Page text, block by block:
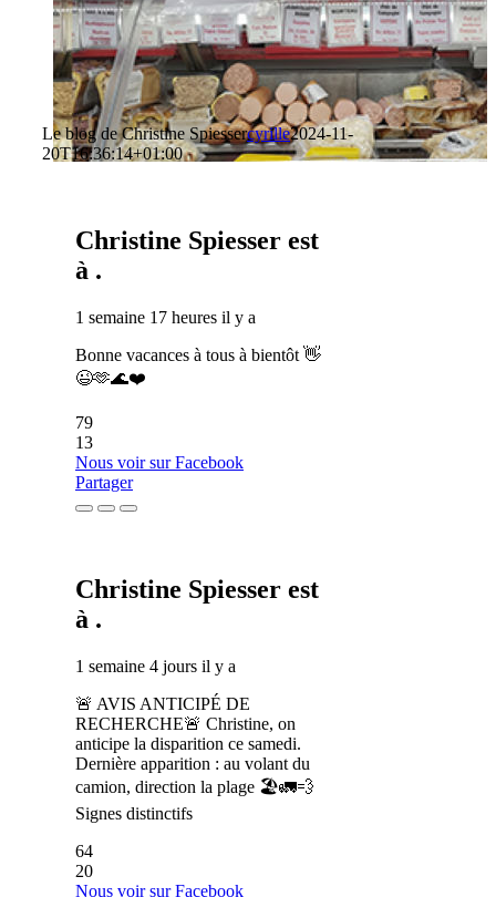
Le blog de Christine Spiessercyrille2024-11-
20T16:36:14+01:00
Christine Spiesser est
à .
1 semaine 17 heures il y a
Bonne vacances à tous à bientôt 👋
😉🫶🌊❤️
79
13
Nous voir sur Facebook
Partager
Christine Spiesser est
à .
1 semaine 4 jours il y a
🚨 AVIS ANTICIPÉ DE
RECHERCHE🚨 Christine, on
anticipe la disparition ce samedi.
Dernière apparition : au volant du
camion, direction la plage 🏖️🚛💨
Signes distinctifs
64
20
Nous voir sur Facebook